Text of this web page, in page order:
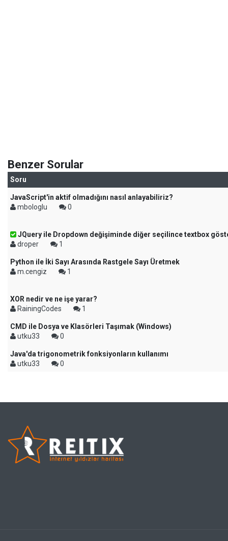
Benzer Sorular
Soru
JavaScript'in aktif olmadığını nasıl anlayabiliriz?
mbologlu
0
JQuery ile Dropdown değişiminde diğer seçilince textbox
droper
1
Python ile İki Sayı Arasında Rastgele Sayı Üretmek
m.cengiz
1
XOR nedir ve ne işe yarar?
RainingCodes
1
CMD ile Dosya ve Klasörleri Taşımak (Windows)
utku33
0
Java'da trigonometrik fonksiyonların kullanımı
utku33
0